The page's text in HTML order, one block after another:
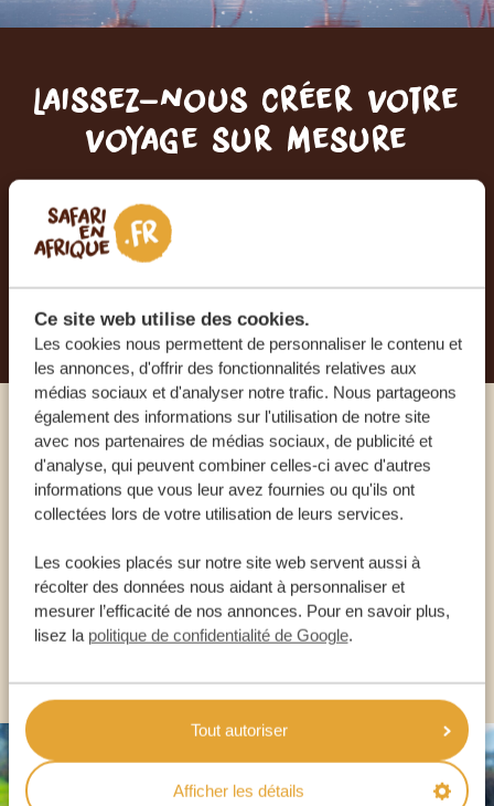
Ce site web utilise des cookies.
Les cookies nous permettent de personnaliser le contenu et
les annonces, d'offrir des fonctionnalités relatives aux
médias sociaux et d'analyser notre trafic. Nous partageons
également des informations sur l'utilisation de notre site
avec nos partenaires de médias sociaux, de publicité et
d'analyse, qui peuvent combiner celles-ci avec d'autres
informations que vous leur avez fournies ou qu'ils ont
collectées lors de votre utilisation de leurs services.
Les cookies placés sur notre site web servent aussi à
récolter des données nous aidant à personnaliser et
mesurer l’efficacité de nos annonces. Pour en savoir plus,
lisez la politique de confidentialité de Google.
Tout autoriser
Afficher les détails
Laissez-nous créer votre
voyage sur mesure
Appelez un expert
NOS SPÉCIALISTES SONT LÀ POUR VOUS
FR:+33 2 57 88 00 88